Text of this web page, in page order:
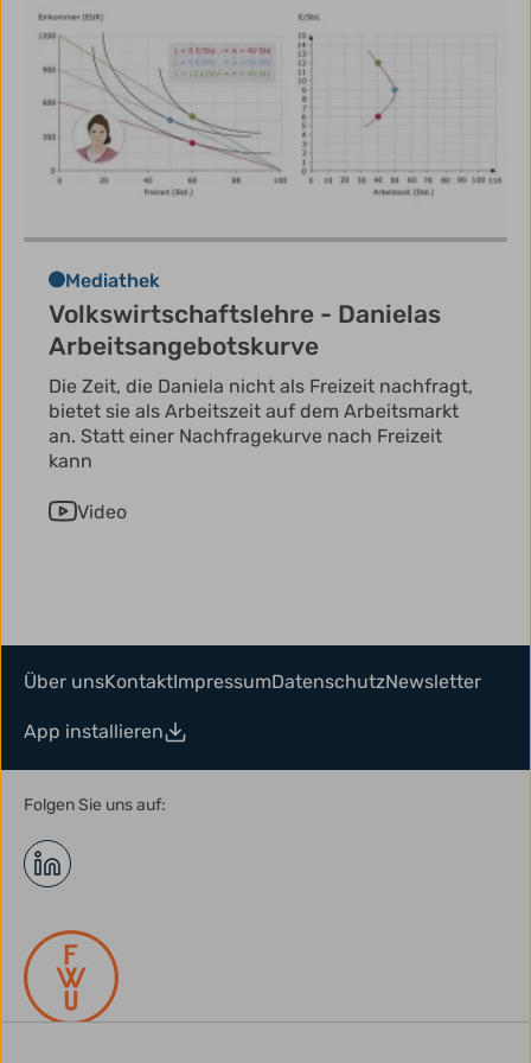
Mediathek
Volkswirtschaftslehre - Danielas
Arbeitsangebotskurve
Die Zeit, die Daniela nicht als Freizeit nachfragt,
bietet sie als Arbeitszeit auf dem Arbeitsmarkt
an. Statt einer Nachfragekurve nach Freizeit
kann
Video
Über unsKontaktImpressumDatenschutzNewsletter
App installieren
Folgen Sie uns auf: